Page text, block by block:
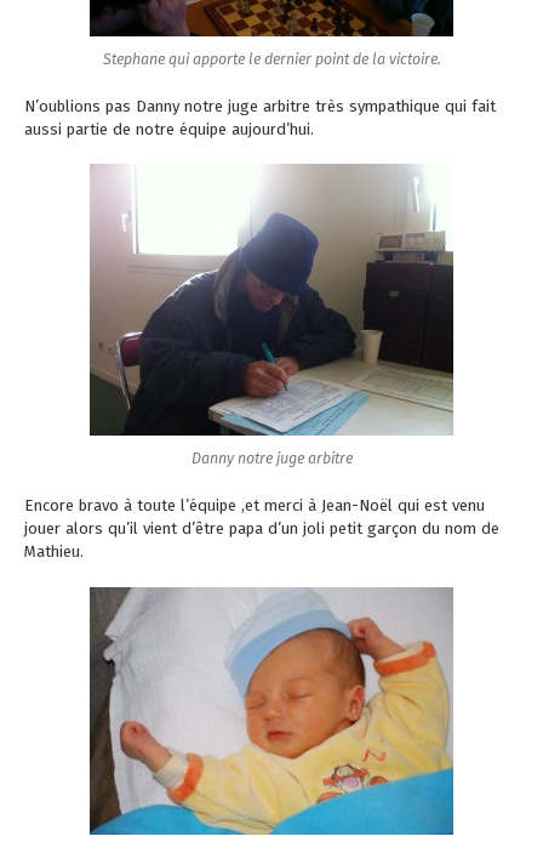
Stephane qui apporte le dernier point de la victoire.
N’oublions pas Danny notre juge arbitre très sympathique qui fait
aussi partie de notre équipe aujourd’hui.
Danny notre juge arbitre
Encore bravo à toute l’équipe ,et merci à Jean-Noël qui est venu
jouer alors qu’il vient d’être papa d’un joli petit garçon du nom de
Mathieu.